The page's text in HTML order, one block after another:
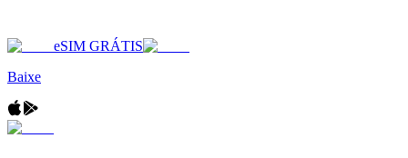
eSIM GRÁTIS
Baixe